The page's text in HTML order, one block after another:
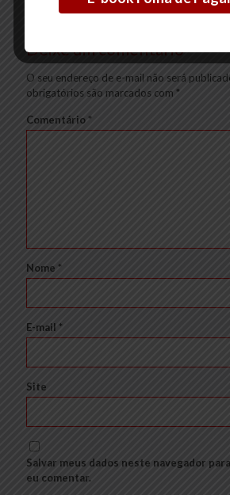
Deixe um comentário
O seu endereço de e-mail não será
obrigatórios são marcados com *
Comentário*
Nome *
E-mail *
Site
Salvar meus dados neste navegador
eu comentar.